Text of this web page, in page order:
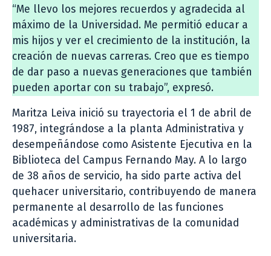
“Me llevo los mejores recuerdos y agradecida al
máximo de la Universidad. Me permitió educar a
mis hijos y ver el crecimiento de la institución, la
creación de nuevas carreras. Creo que es tiempo
de dar paso a nuevas generaciones que también
pueden aportar con su trabajo”, expresó.
Maritza Leiva inició su trayectoria el 1 de abril de
1987, integrándose a la planta Administrativa y
desempeñándose como Asistente Ejecutiva en la
Biblioteca del Campus Fernando May. A lo largo
de 38 años de servicio, ha sido parte activa del
quehacer universitario, contribuyendo de manera
permanente al desarrollo de las funciones
académicas y administrativas de la comunidad
universitaria.